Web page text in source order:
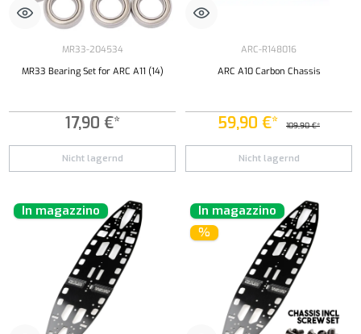
MR33-204534
MR33 Bearing Set for ARC A11 (14)
17,90 €*
Nicht lagernd
ARC-R148016
ARC A10 Carbon Chassis
59,90 €* 109,90 €*
Nicht lagernd
In magazzino
In magazzino
%